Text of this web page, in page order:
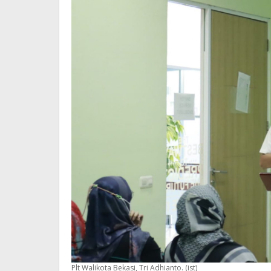
Plt Walikota Bekasi, Tri Adhianto. (ist)